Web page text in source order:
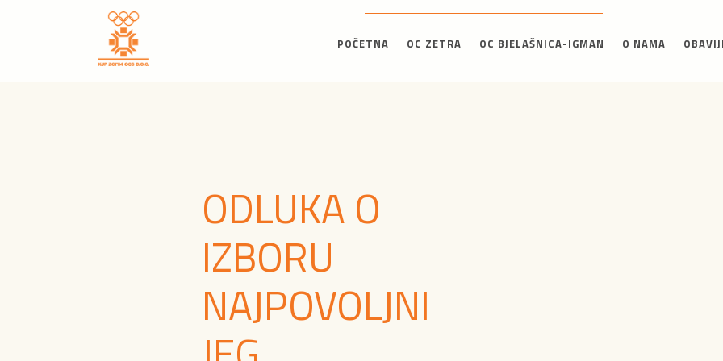
POČETNA OC ZETRA OC BJELAŠNICA-IGMAN O NAMA
ODLUKA O
IZBORU
NAJPOVOLJNI